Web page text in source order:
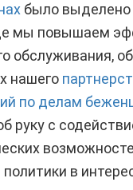
было выделено
мы повышаем
обслуживания,
нашего
по делам
руку с
в